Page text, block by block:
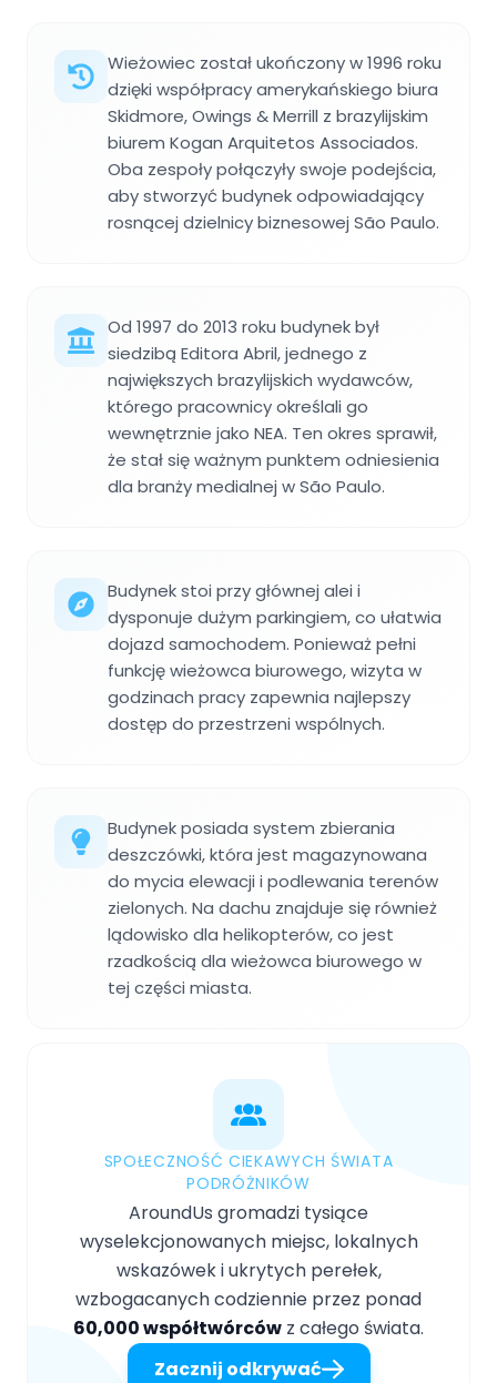
Wieżowiec został ukończony w 1996 roku
dzięki współpracy amerykańskiego biura
Skidmore, Owings & Merrill z brazylijskim
biurem Kogan Arquitetos Associados.
Oba zespoły połączyły swoje podejścia,
aby stworzyć budynek odpowiadający
rosnącej dzielnicy biznesowej São Paulo.
Od 1997 do 2013 roku budynek był
siedzibą Editora Abril, jednego z
największych brazylijskich wydawców,
którego pracownicy określali go
wewnętrznie jako NEA. Ten okres sprawił,
że stał się ważnym punktem odniesienia
dla branży medialnej w São Paulo.
Budynek stoi przy głównej alei i
dysponuje dużym parkingiem, co ułatwia
dojazd samochodem. Ponieważ pełni
funkcję wieżowca biurowego, wizyta w
godzinach pracy zapewnia najlepszy
dostęp do przestrzeni wspólnych.
Budynek posiada system zbierania
deszczówki, która jest magazynowana
do mycia elewacji i podlewania terenów
zielonych. Na dachu znajduje się również
lądowisko dla helikopterów, co jest
rzadkością dla wieżowca biurowego w
tej części miasta.
SPOŁECZNOŚĆ CIEKAWYCH ŚWIATA
PODRÓŻNIKÓW
AroundUs gromadzi tysiące
wyselekcjonowanych miejsc, lokalnych
wskazówek i ukrytych perełek,
wzbogacanych codziennie przez ponad
60,000 współtwórców z całego świata.
Zacznij odkrywać